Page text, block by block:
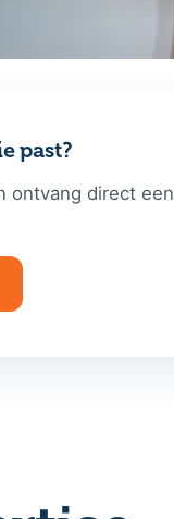
past?
ontvang direct een